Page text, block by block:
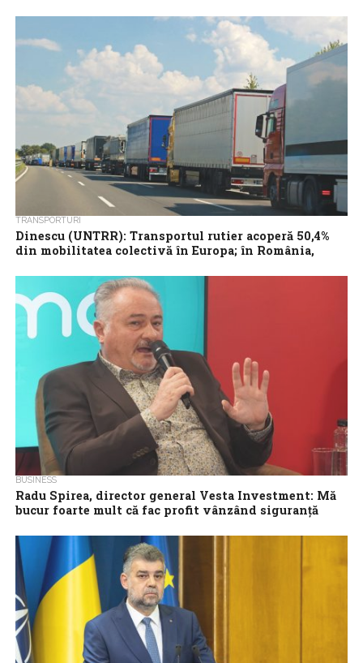
robust în 2024, volumul total anual ajungând la 1.869 miliarde de
tone-kilometri, în...
TRANSPORTURI
Dinescu (UNTRR): Transportul rutier acoperă 50,4%
din mobilitatea colectivă în Europa; în România,
Transportul rutier acoperă 50,4% din mobilitatea colectivă în
Europa, în timp ce în România acest procent este doar de 34%,
ceea ce...
BUSINESS
Radu Spirea, director general Vesta Investment: Mă
bucur foarte mult că fac profit vânzând siguranță
Siguranța rutieră a fost una dintre temele importante ale
conferinței „România, în sfârșit la drum: infrastructura rutieră,
investiții record, provocări uriașe”, organizată...